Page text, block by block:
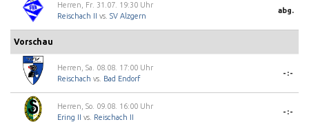
Herren, Fr. 31.07. 19:30 Uhr
Reischach II vs. SV Alzgern
abg.
Vorschau
Herren, Sa. 08.08. 17:00 Uhr
Reischach vs. Bad Endorf
-:-
Herren, So. 09.08. 16:00 Uhr
Ering II vs. Reischach II
-:-